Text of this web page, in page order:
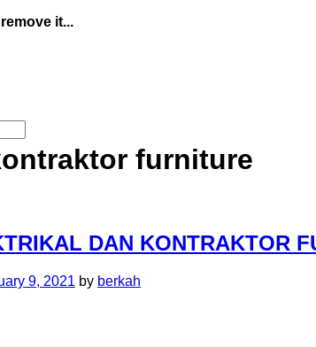
it...
furniture
DAN KONTRAKTOR
9, 2021 by berkah